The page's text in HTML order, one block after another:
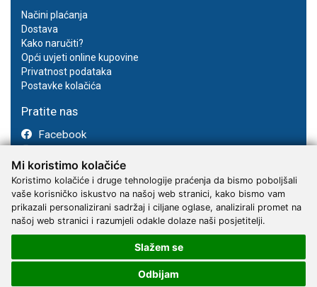
Mi koristimo kolačiće
Koristimo kolačiće i druge tehnologije praćenja da bismo poboljšali
vaše korisničko iskustvo na našoj web stranici, kako bismo vam
prikazali personalizirani sadržaj i ciljane oglase, analizirali promet na
našoj web stranici i razumjeli odakle dolaze naši posjetitelji.
Slažem se
Odbijam
Načini plaćanja
Dostava
Kako naručiti?
Opći uvjeti online kupovine
Privatnost podataka
Postavke kolačića
Pratite nas
Facebook
Youtube
2017 - 2026 © Kvantum-tim d.o.o.